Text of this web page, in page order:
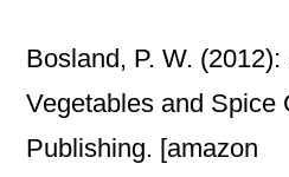
Bosland, P. W. (2012):
Vegetables and Spice
Publishing. [amazon